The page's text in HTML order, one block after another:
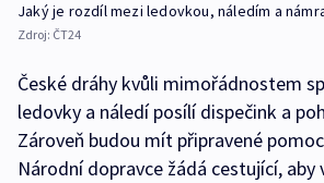
Jaký je rozdíl mezi ledovkou, náledím a
Zdroj: ČT24
České dráhy kvůli mimořádnostem
ledovky a náledí posílí dispečink a
Zároveň budou mít připravené
Národní dopravce žádá cestující, aby